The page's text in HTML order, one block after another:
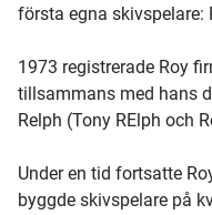
första egna skivspelare:
1973 registrerade Roy
tillsammans med hans
Relph (Tony RElph och
Under en tid fortsatte
byggde skivspelare på